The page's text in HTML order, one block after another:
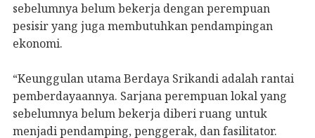
sebelumnya belum bekerja dengan perempuan
pesisir yang juga membutuhkan pendampingan
ekonomi.
“Keunggulan utama Berdaya Srikandi adalah rantai
pemberdayaannya. Sarjana perempuan lokal yang
sebelumnya belum bekerja diberi ruang untuk
menjadi pendamping, penggerak, dan fasilitator.